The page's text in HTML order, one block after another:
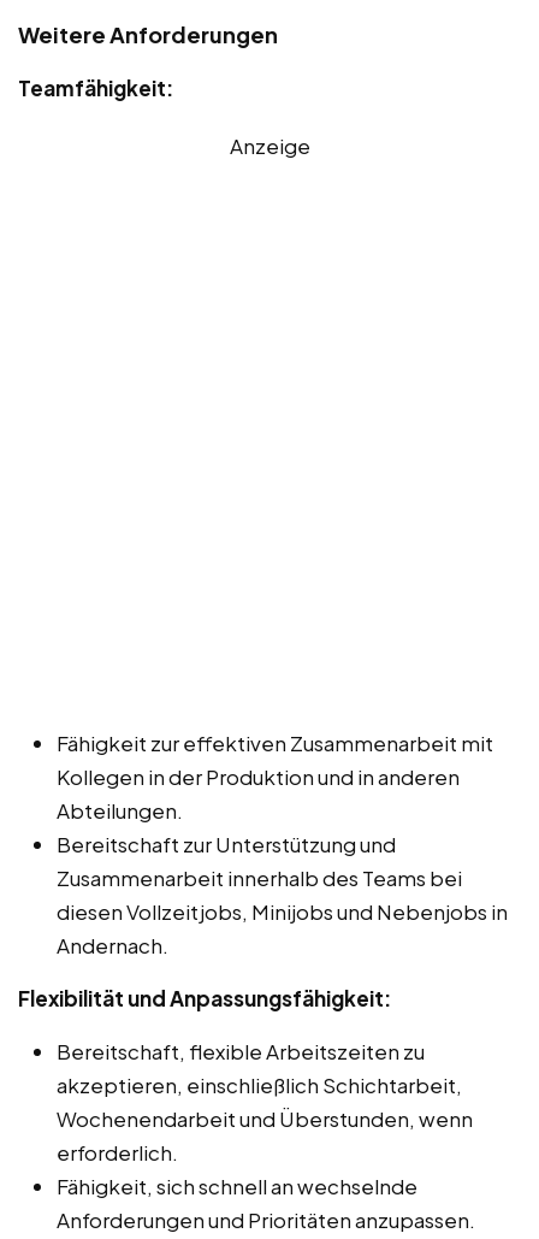
Weitere Anforderungen
Teamfähigkeit:
Anzeige
Fähigkeit zur effektiven Zusammenarbeit mit
Kollegen in der Produktion und in anderen
Abteilungen.
Bereitschaft zur Unterstützung und
Zusammenarbeit innerhalb des Teams bei
diesen Vollzeitjobs, Minijobs und Nebenjobs in
Andernach.
Flexibilität und Anpassungsfähigkeit:
Bereitschaft, flexible Arbeitszeiten zu
akzeptieren, einschließlich Schichtarbeit,
Wochenendarbeit und Überstunden, wenn
erforderlich.
Fähigkeit, sich schnell an wechselnde
Anforderungen und Prioritäten anzupassen.